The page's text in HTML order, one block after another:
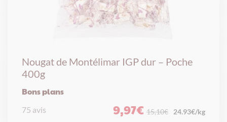
Nougat de Montélimar IGP dur – Poche
400g
Bons plans
15,10€Le
9,97€ Le24.93€/kg
75 avis